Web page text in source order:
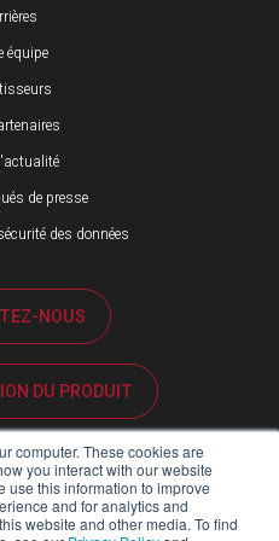
computer. These cookies are
you interact with our website
use this information to improve
and for analytics and
website and other media. To find
équipe
de presse
des données
NOUS
DU PRODUIT
CLIENTÈLE